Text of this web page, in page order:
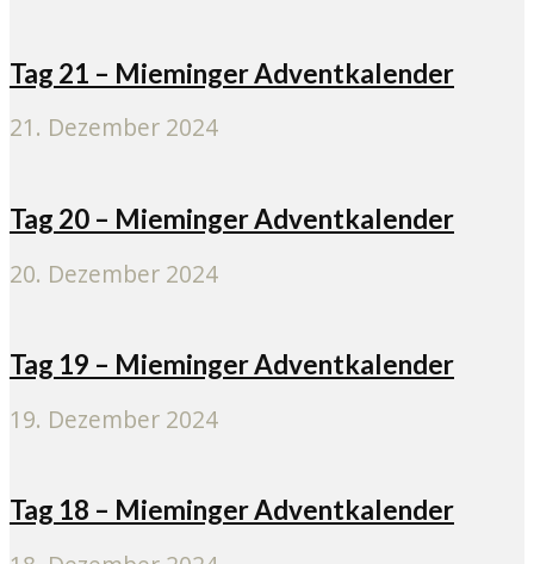
Tag 21 – Mieminger Adventkalender
21. Dezember 2024
Tag 20 – Mieminger Adventkalender
20. Dezember 2024
Tag 19 – Mieminger Adventkalender
19. Dezember 2024
Tag 18 – Mieminger Adventkalender